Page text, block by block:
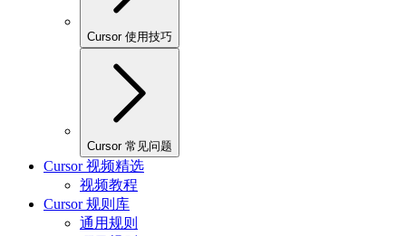
Cursor 使用技巧
Cursor 常见问题
Cursor 视频精选
视频教程
Cursor 规则库
通用规则